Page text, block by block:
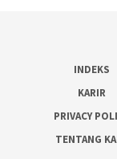
INDEKS
KARIR
PRIVACY
TENTANG